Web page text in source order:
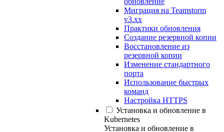
Миграция на Teamstorm
v3.xx
Практики обновления
Создание резервной копии
Восстановление из
резервной копии
Изменение стандартного
порта
Использование быстрых
команд
Настройка HTTPS
Установка и обновление в
Kubernetes
Установка и обновление в